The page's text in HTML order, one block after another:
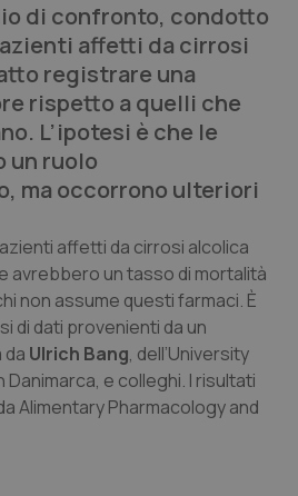
di confronto, condotto
affetti da cirrosi
registrare una
rispetto a quelli che
L’ipotesi è che le
un ruolo
ma occorrono ulteriori
affetti da cirrosi alcolica
avrebbero un tasso di mortalità
non assume questi farmaci. È
di dati provenienti da un
Ulrich Bang, dell’University
Danimarca, e colleghi. I risultati
Alimentary Pharmacology and